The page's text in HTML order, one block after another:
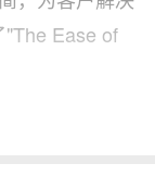
Ease of